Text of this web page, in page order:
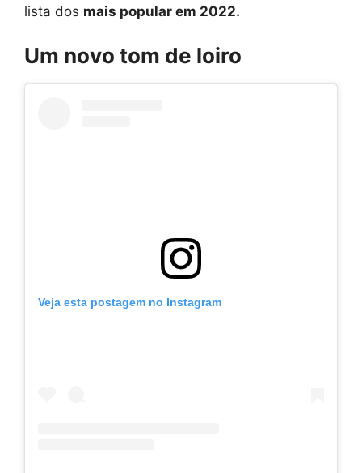
lista dos mais popular em 2022.
Um novo tom de loiro
Veja esta postagem no Instagram